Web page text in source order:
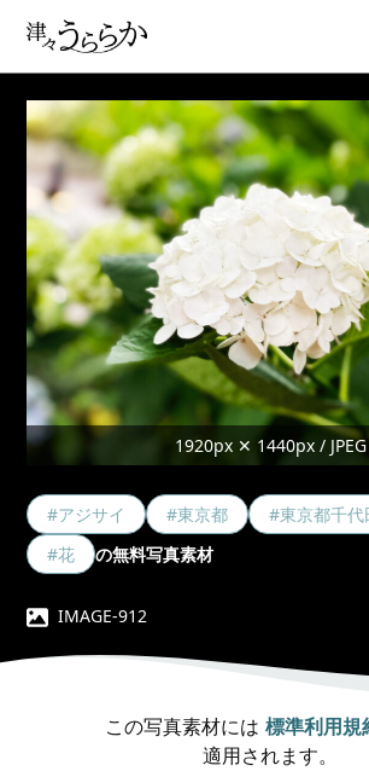
1920px ✕ 1440px / JPEG
#アジサイ #東京都 #東京都千代
#花
の無料写真素材
IMAGE-912
この写真素材には 標準利用規
適用されます。